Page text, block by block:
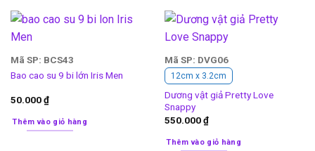
Mã SP: BCS43
Bao cao su 9 bi lớn Iris Men
50.000₫
Thêm vào giỏ hàng
Mã SP: DVG06
12cm x 3.2cm
Dương vật giả Pretty Love
Snappy
550.000₫
Thêm vào giỏ hàng